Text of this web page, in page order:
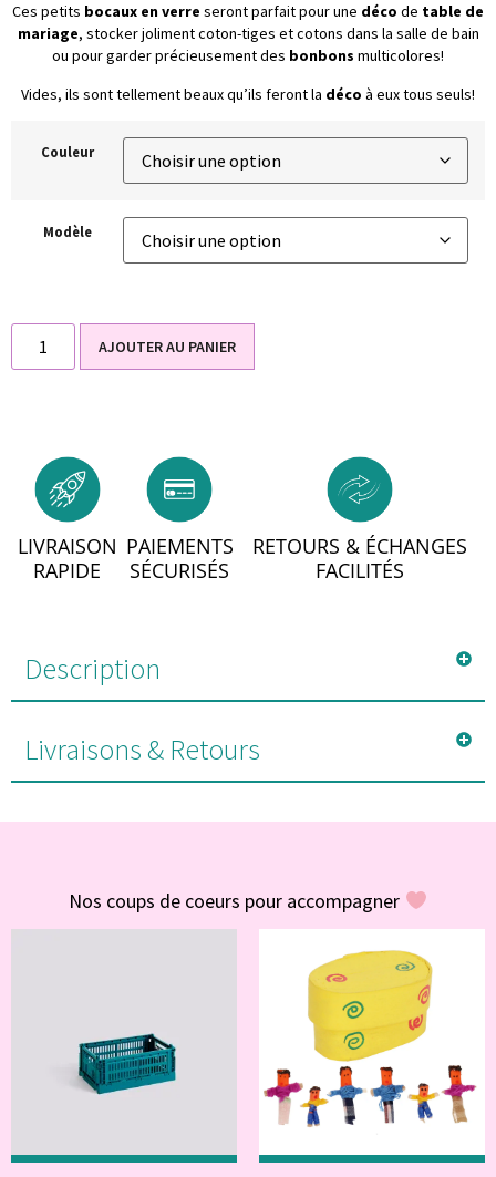
Ces petits bocaux en verre seront parfait pour une déco de table de
mariage, stocker joliment coton-tiges et cotons dans la salle de bain
ou pour garder précieusement des bonbons multicolores!
Vides, ils sont tellement beaux qu’ils feront la déco à eux tous seuls!
Couleur
Modèle
AJOUTER AU PANIER
LIVRAISON
RAPIDE
PAIEMENTS
SÉCURISÉS
RETOURS & ÉCHANGES
FACILITÉS
Description
Livraisons & Retours
Nos coups de coeurs pour accompagner